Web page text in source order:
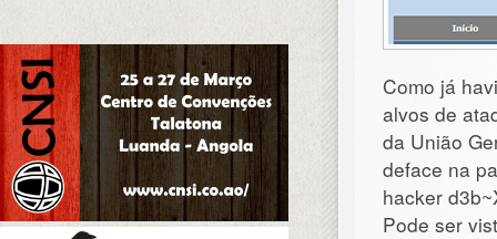
Como já
alvos de
da União
deface na
hacker
Pode ser